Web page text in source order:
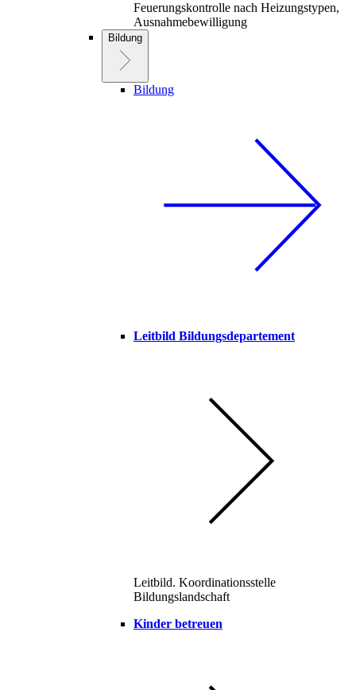
Feuerungskontrolle nach Heizungstypen,
Ausnahmebewilligung
Bildung
Bildung
Leitbild Bildungsdepartement
Leitbild. Koordinationsstelle
Bildungslandschaft
Kinder betreuen